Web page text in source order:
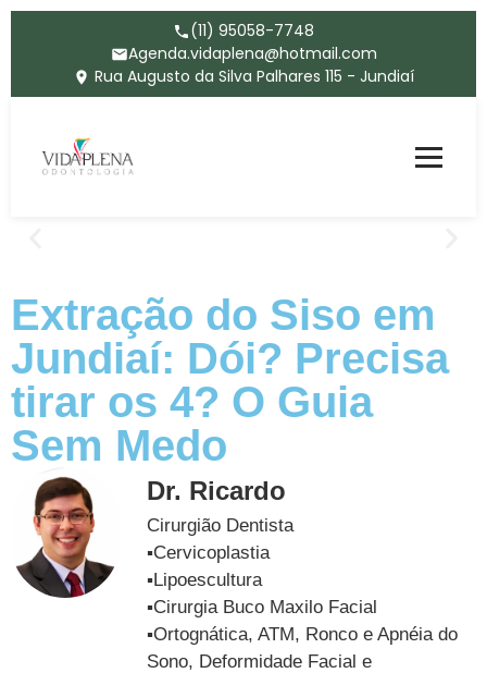
(11) 95058-7748
Agenda.vidaplena@hotmail.com
Rua Augusto da Silva Palhares 115 - Jundiaí
Extração do Siso em
Jundiaí: Dói? Precisa
tirar os 4? O Guia
Sem Medo
Dr. Ricardo
Cirurgião Dentista
▪️Cervicoplastia
▪️Lipoescultura
▪️Cirurgia Buco Maxilo Facial
▪️Ortognática, ATM, Ronco e Apnéia do
Sono, Deformidade Facial e